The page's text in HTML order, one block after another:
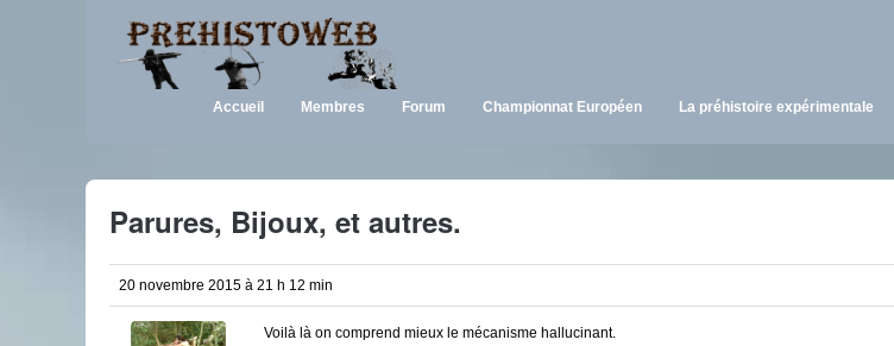
Accueil Membres Forum Championnat Européen La préhistoire expérimentale
Parures, Bijoux, et autres.
20 novembre 2015 à 21 h 12 min
Voilà là on comprend mieux le mécanisme hallucinant.